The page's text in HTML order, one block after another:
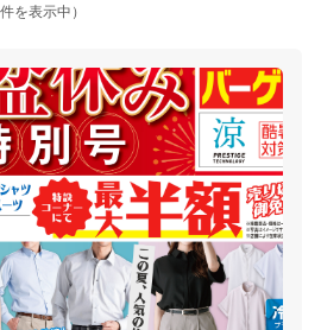
を表示中）